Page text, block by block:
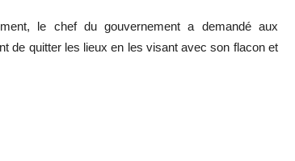
le chef du gouvernement a demandé aux
de quitter les lieux en les visant avec son flacon et